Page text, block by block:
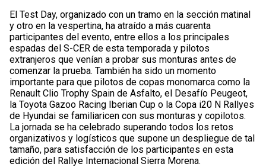
El Test Day, organizado con un tramo en la sección matinal
y otro en la vespertina, ha atraído a más cuarenta
participantes del evento, entre ellos a los principales
espadas del S-CER de esta temporada y pilotos
extranjeros que venían a probar sus monturas antes de
comenzar la prueba. También ha sido un momento
importante para que pilotos de copas monomarca como la
Renault Clio Trophy Spain de Asfalto, el Desafío Peugeot,
la Toyota Gazoo Racing Iberian Cup o la Copa i20 N Rallyes
de Hyundai se familiaricen con sus monturas y copilotos.
La jornada se ha celebrado superando todos los retos
organizativos y logísticos que supone un despliegue de tal
tamaño, para satisfacción de los participantes en esta
edición del Rallye Internacional Sierra Morena.